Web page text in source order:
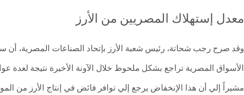
معدل إستهلاك المصريين من الأرز
وقد صرح رجب شحاتة، رئيس شعبة الأرز بإتحاد الصناعات المصرية، أن
الأسواق المصرية تراجع بشكل ملحوظ خلال الآونة الأخيرة نتيجة لعدة
مشيراً إلي أن هذا الإنخفاض يرجع إلي توافر فائض في إنتاج الأرز من